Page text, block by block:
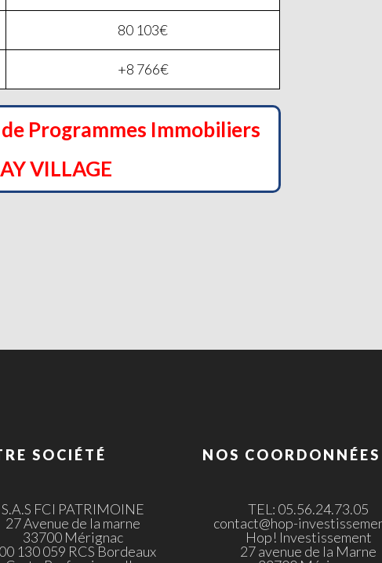
80 103€
+8 766€
Programmes Immobiliers
VILLAGE
SOCIÉTÉ
S.A.S FCI PATRIMOINE
27 Avenue de la marne
33700 Mérignac
130 059 RCS Bordeaux
NOS COORDONNÉES
TEL: 05.56.24.73.05
contact@hop-
Hop! Investissement
27 avenue de la Marne